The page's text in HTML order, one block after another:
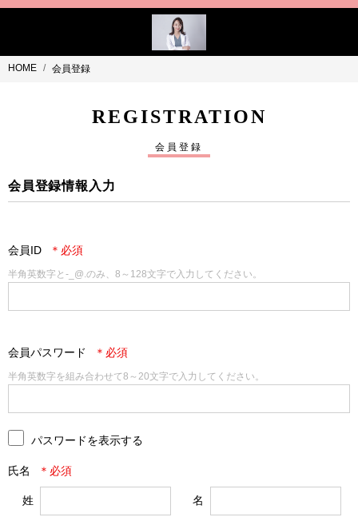
HOME 会員登録
REGISTRATION
会員登録
会員登録情報入力
会員ID
半角英数字と-_@.のみ、8～128文字で入力してください。
会員パスワード
半角英数字を組み合わせて8～20文字で入力してください。
パスワードを表示する
氏名
姓 名